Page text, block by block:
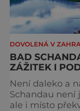
DOVOLENÁ V
BAD
ZÁŽITEK I
Není daleko a
Schandau není
ale i místo